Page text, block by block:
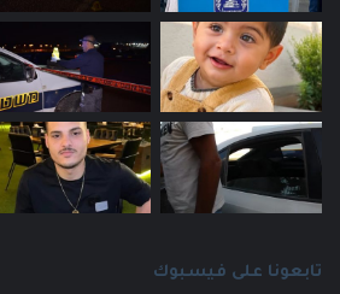
تابعونا على فيسبوك